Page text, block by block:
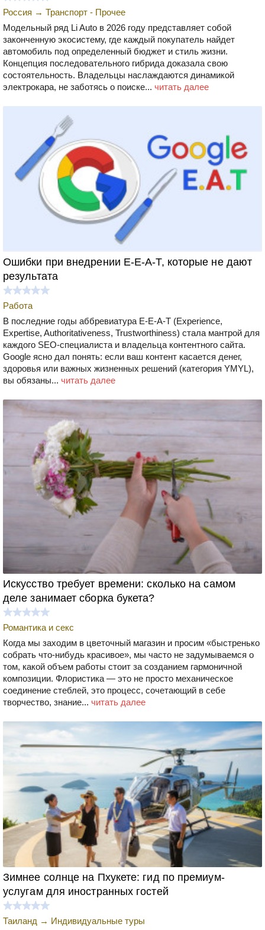
Россия → Транспорт - Прочее
Модельный ряд Li Auto в 2026 году представляет собой
законченную экосистему, где каждый покупатель найдет
автомобиль под определенный бюджет и стиль жизни.
Концепция последовательного гибрида доказала свою
состоятельность. Владельцы наслаждаются динамикой
электрокара, не заботясь о поиске... читать далее
Ошибки при внедрении E-E-A-T, которые не дают
результата
Работа
В последние годы аббревиатура E-E-A-T (Experience,
Expertise, Authoritativeness, Trustworthiness) стала мантрой для
каждого SEO-специалиста и владельца контентного сайта.
Google ясно дал понять: если ваш контент касается денег,
здоровья или важных жизненных решений (категория YMYL),
вы обязаны... читать далее
Искусство требует времени: сколько на самом
деле занимает сборка букета?
Романтика и секс
Когда мы заходим в цветочный магазин и просим «быстренько
собрать что-нибудь красивое», мы часто не задумываемся о
том, какой объем работы стоит за созданием гармоничной
композиции. Флористика — это не просто механическое
соединение стеблей, это процесс, сочетающий в себе
творчество, знание... читать далее
Зимнее солнце на Пхукете: гид по премиум-
услугам для иностранных гостей
Таиланд → Индивидуальные туры